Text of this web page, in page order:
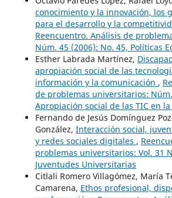
conocimiento y la innovación, los
para el desarrollo y la
Reencuentro. Análisis de
Núm. 45 (2006): No. 45, Políticas
Esther Labrada Martínez,
apropiación social de las
información y la comunicación ,
de problemas universitarios:
Apropiación social de las TIC en
Fernando de Jesús Domínguez
González, Interacción social,
y redes sociales digitales ,
problemas universitarios: Vol. 31
Juventudes Universitarias
Citlali Romero Villagómez, María
Camarena, Ethos profesional,